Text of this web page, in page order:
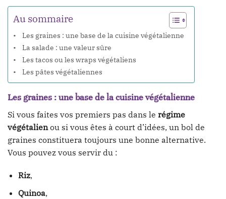
Au sommaire
Les graines : une base de la cuisine végétalienne
La salade : une valeur sûre
Les tacos ou les wraps végétaliens
Les pâtes végétaliennes
Les graines : une base de la cuisine végétalienne
Si vous faites vos premiers pas dans le régime
végétalienou si vous êtes à court d’idées, un bol de
graines constituera toujours une bonne alternative.
Vous pouvez vous servir du :
Riz,
Quinoa,